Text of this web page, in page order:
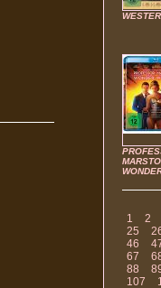
1
2
25
46
67
88
107